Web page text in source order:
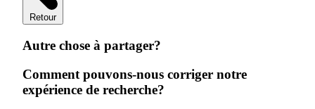
Retour
Autre chose à partager?
Comment pouvons-nous corriger notre
expérience de recherche?